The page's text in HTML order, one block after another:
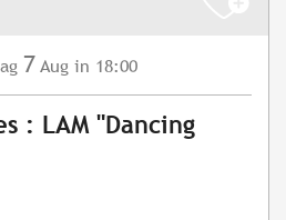
7 Aug in 18:00
: LAM "Dancing